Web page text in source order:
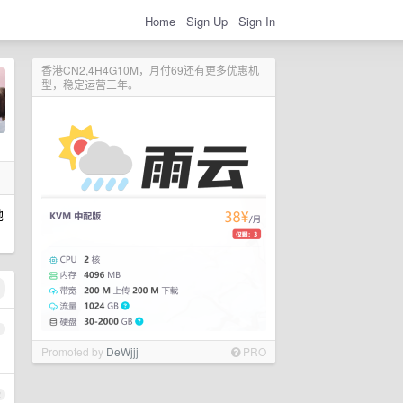
Home Sign Up Sign In
香港CN2,4H4G10M，月付69还有更多优惠机
型，稳定运营三年。
Promoted by DeWjjj PRO